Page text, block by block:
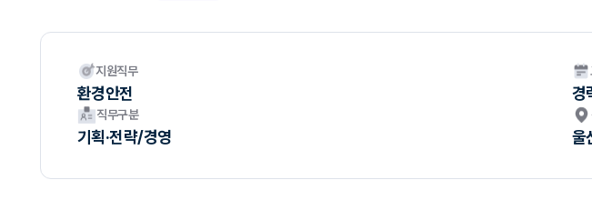
지원직무
환경안전 경
직무구분
기획·전략/경영 울